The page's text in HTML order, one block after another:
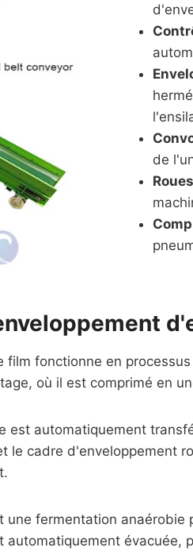
de
fonctionne en
où il est comprimé en
automatiquement
cadre d'enveloppement
fermentation
évacuée,